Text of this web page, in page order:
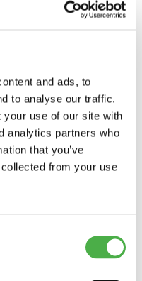
and ads, to
to analyse our traffic.
your use of our site with
analytics partners who
that you’ve
from your use
275€ / 115€
esittely (Liite:
(Liite:
ja